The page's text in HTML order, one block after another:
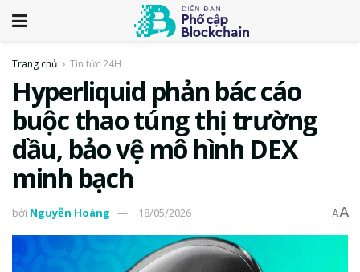
Trang chủ Tin tức 24H
Hyperliquid phản bác cáo
buộc thao túng thị trường
dầu, bảo vệ mô hình DEX
minh bạch
bởi Nguyễn Hoàng 18/05/2026 AA